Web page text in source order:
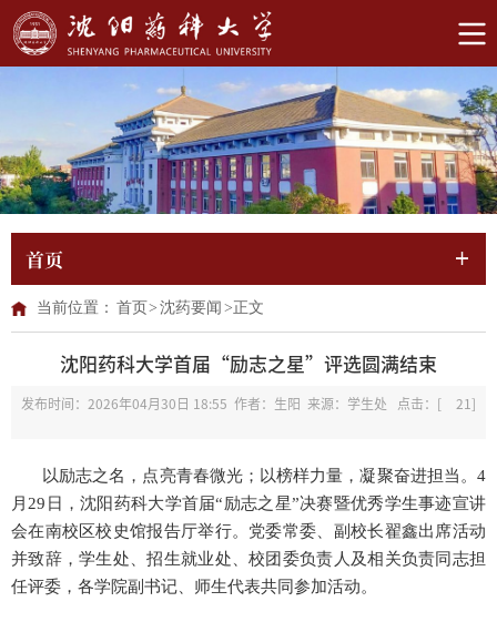
首页
当前位置： 首页 > 沈药要闻 >正文
沈阳药科大学首届“励志之星”评选圆满结束
发布时间：2026年04月30日 18:55 作者：生阳 来源：学生处 点击：[ 21]
以励志之名，点亮青春微光；以榜样力量，凝聚奋进担当。 4
月29日，沈阳药科大学首届“励志之星”决赛暨优秀学生事迹宣讲
会在南校区校史馆报告厅举行。党委常委、副校长翟鑫出席活动
并致辞，学生处、招生就业处、校团委负责人及相关负责同志担
任评委，各学院副书记、师生代表共同参加活动。